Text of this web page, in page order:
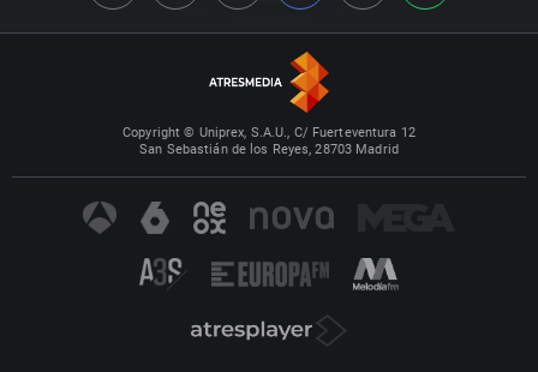
Copyright © Uniprex, S.A.U., C/ Fuerteventura 12
San Sebastián de los Reyes, 28703 Madrid